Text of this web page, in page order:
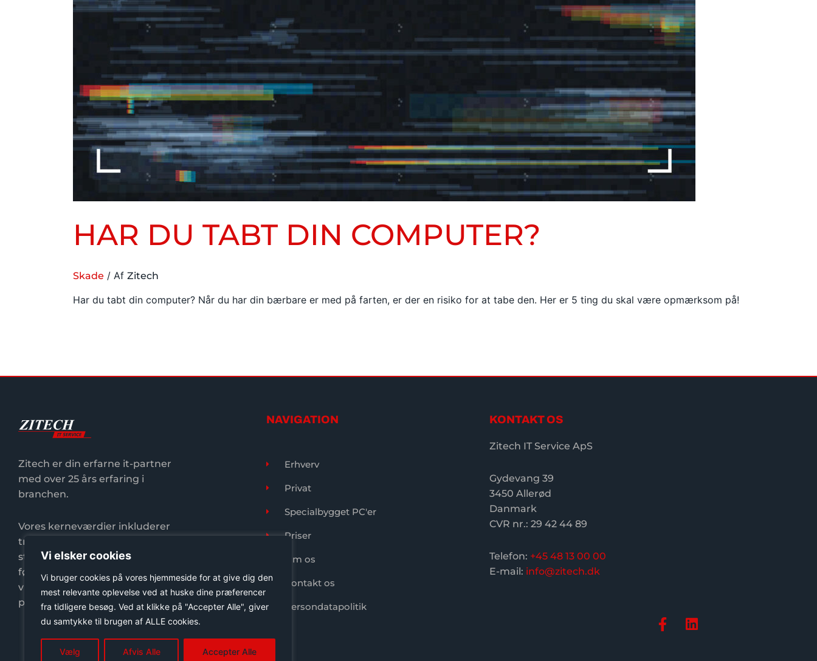
Vi elsker cookies
Vi bruger cookies på vores hjemmeside for at give dig den
mest relevante oplevelse ved at huske dine præferencer
fra tidligere besøg. Ved at klikke på "Accepter Alle", giver
du samtykke til brugen af ​​ALLE cookies.
Vælg Afvis Alle Accepter Alle
HAR DU TABT DIN COMPUTER?
Skade / Af Zitech
Har du tabt din computer? Når du har din bærbare er med på farten, er der en risiko for at tabe den. Her er 5 ting du skal være opmærksom på!
Zitech er din erfarne it-partner
med over 25 års erfaring i
branchen.
Vores kerneværdier inkluderer
troværdighed og ekspertise, og vi
stræber efter at levere
førsteklasses support til både
virksomheder/erhvervskunder og
private.
NAVIGATION
Erhverv
Privat
Specialbygget PC'er
Priser
Om os
Kontakt os
Persondatapolitik
KONTAKT OS
Zitech IT Service ApS
Gydevang 39
3450 Allerød
Danmark
CVR nr.: 29 42 44 89
Telefon: +45 48 13 00 00
E-mail: info@zitech.dk
F
a
L
i